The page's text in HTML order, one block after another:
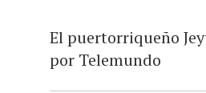
El puertorriqueño
por Telemundo